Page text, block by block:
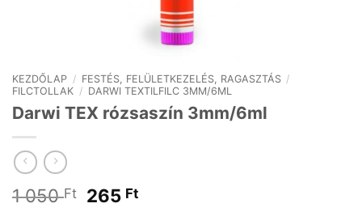
KEZDŐLAP / FESTÉS, FELÜLETKEZELÉS, RAGASZTÁS /
FILCTOLLAK / DARWI TEXTILFILC 3MM/6ML
Darwi TEX rózsaszín 3mm/6ml
1 050Ft
Original
265 FtCurrent